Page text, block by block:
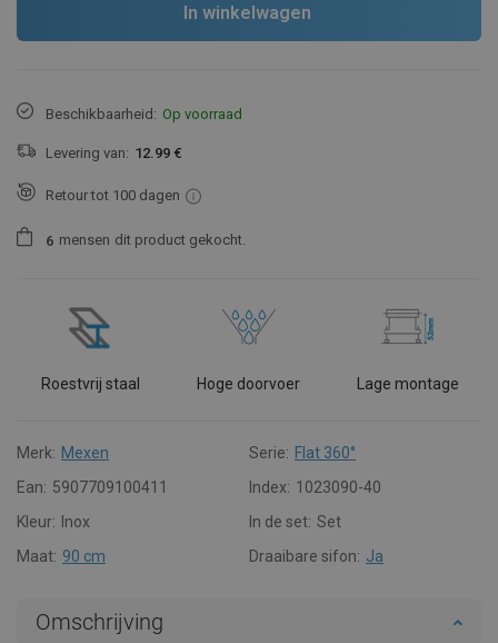
In winkelwagen
Beschikbaarheid: Op voorraad
Levering van: 12.99 €
Retour tot 100 dagen
6 mensen dit product gekocht.
Roestvrij staal Hoge doorvoer Lage montage
Merk: Mexen Serie: Flat 360°
Ean: 5907709100411 Index: 1023090-40
Kleur:
Inox In de set: Set
Maat: 90 cm Draaibare sifon: Ja
Omschrijving